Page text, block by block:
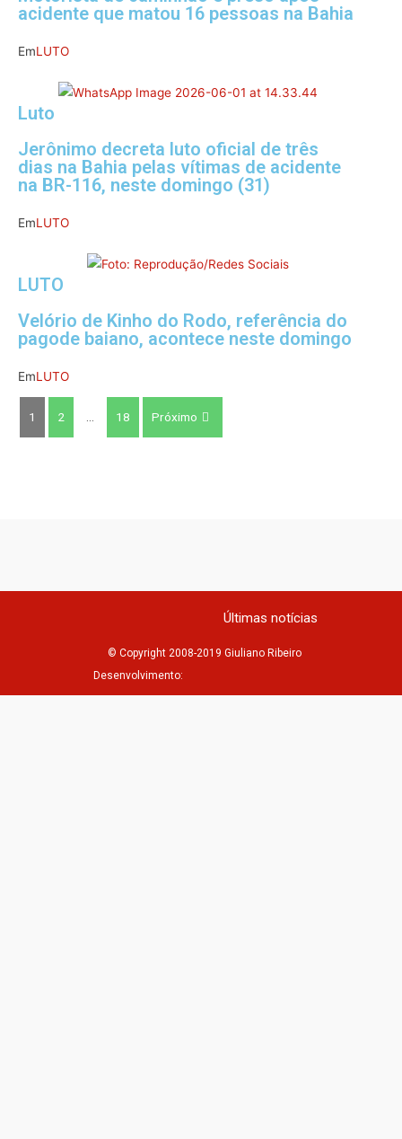
acidente que matou 16 pessoas na Bahia
EmLUTO
Luto
Jerônimo decreta luto oficial de três
dias na Bahia pelas vítimas de acidente
na BR-116, neste domingo (31)
EmLUTO
LUTO
Velório de Kinho do Rodo, referência do
pagode baiano, acontece neste domingo
EmLUTO
1 2 18 Próximo
Últimas notícias
© Copyright 2008-2019 Giuliano Ribeiro
Desenvolvimento: